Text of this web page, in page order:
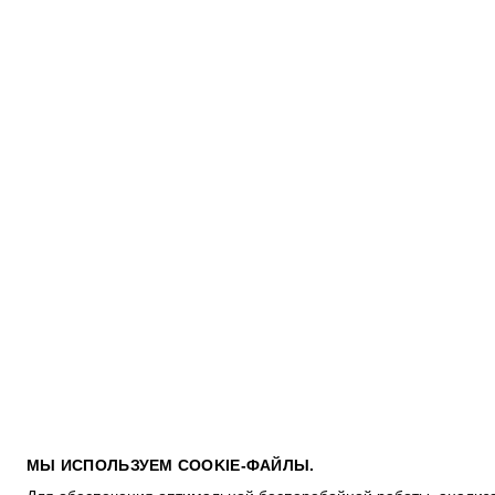
МЫ ИСПОЛЬЗУЕМ COOKIE-ФАЙЛЫ.
ПОКУПАТЕЛЯМ